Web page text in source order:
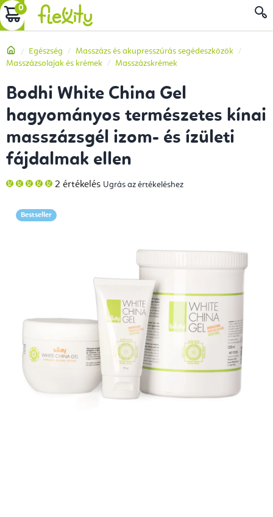
Ugrás
a
tartalomhoz
KOSÁR
Kezdőlap
Egészség
Masszázs és akupresszúrás segédeszközök
Masszázsolajak és krémek
Masszázskrémek
Bodhi White China Gel
hagyományos természetes kínai
masszázsgél izom- és ízületi
fájdalmak ellen
A
termék
5-
ből
2 értékelés Ugrás az értékeléshez
Bestseller